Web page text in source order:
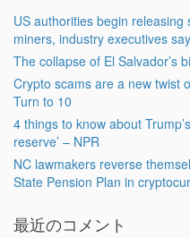
US authorities begin
miners, industry executives
The collapse of El Salvador’s
Crypto scams are a new twist
Turn to 10
4 things to know about
reserve’ – NPR
NC lawmakers reverse
State Pension Plan in
最近のコメント